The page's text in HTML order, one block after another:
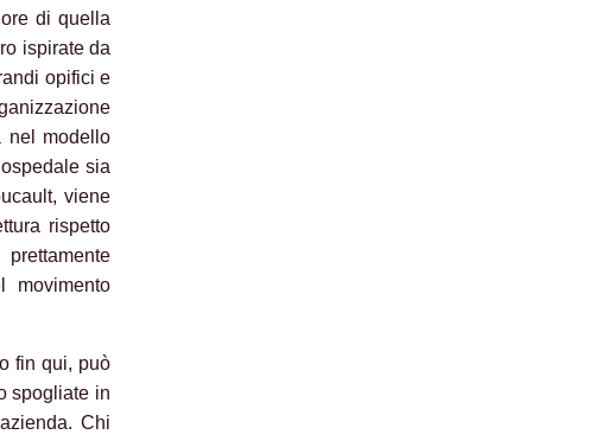
di quella
ispirate da
opifici e
nel modello
sia
viene
rispetto
movimento
fin qui, può
spogliate in
Chi